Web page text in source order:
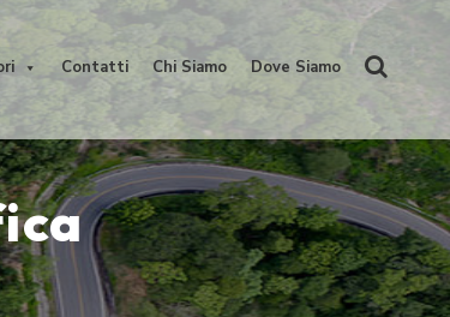
Contatti Chi Siamo Dove Siamo